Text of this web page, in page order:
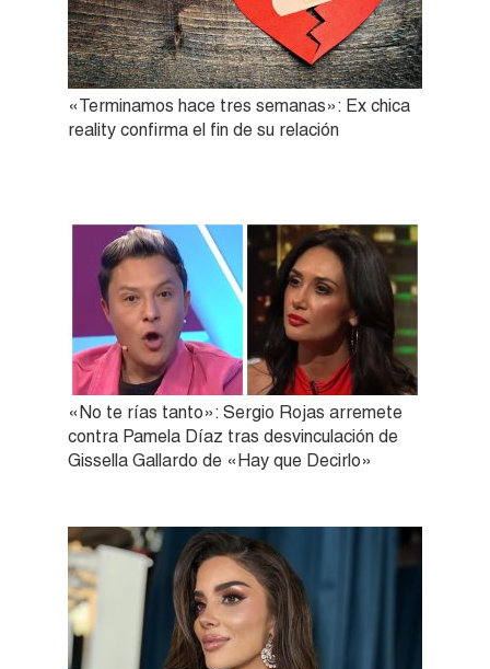
«Terminamos hace tres semanas»: Ex chica
reality confirma el fin de su relación
«No te rías tanto»: Sergio Rojas arremete
contra Pamela Díaz tras desvinculación de
Gissella Gallardo de «Hay que Decirlo»